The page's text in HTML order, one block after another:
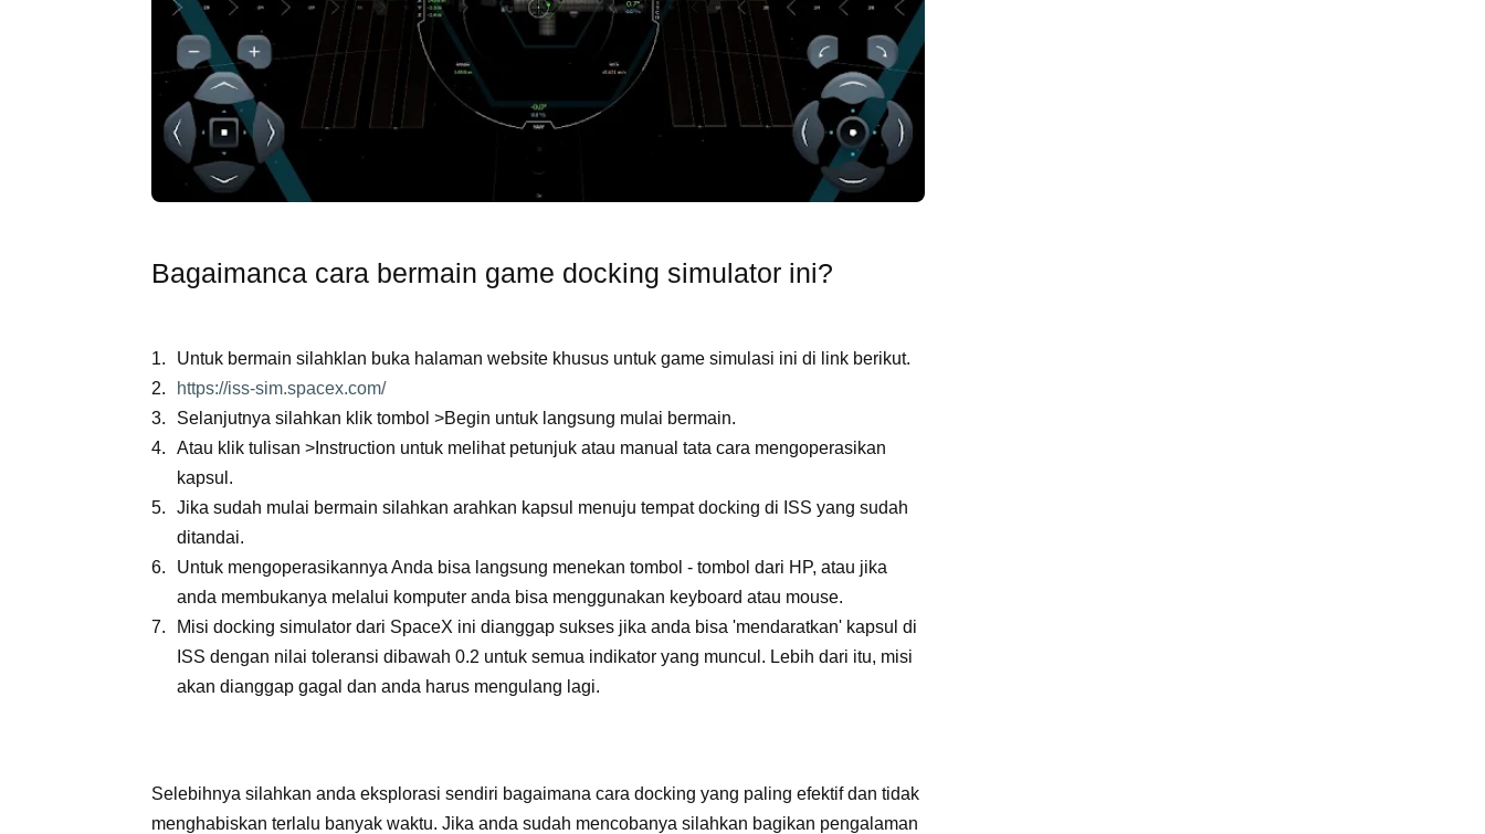
Bagaimanca cara bermain game docking simulator ini?
Untuk bermain silahklan buka halaman website khusus untuk game simulasi ini di link berikut.
https://iss-sim.spacex.com/
Selanjutnya silahkan klik tombol >Begin untuk langsung mulai bermain.
Atau klik tulisan >Instruction untuk melihat petunjuk atau manual tata cara mengoperasikan
kapsul.
Jika sudah mulai bermain silahkan arahkan kapsul menuju tempat docking di ISS yang sudah
ditandai.
Untuk mengoperasikannya Anda bisa langsung menekan tombol - tombol dari HP, atau jika
anda membukanya melalui komputer anda bisa menggunakan keyboard atau mouse.
Misi docking simulator dari SpaceX ini dianggap sukses jika anda bisa 'mendaratkan' kapsul di
ISS dengan nilai toleransi dibawah 0.2 untuk semua indikator yang muncul. Lebih dari itu, misi
akan dianggap gagal dan anda harus mengulang lagi.
Selebihnya silahkan anda eksplorasi sendiri bagaimana cara docking yang paling efektif dan tidak
menghabiskan terlalu banyak waktu. Jika anda sudah mencobanya silahkan bagikan pengalaman